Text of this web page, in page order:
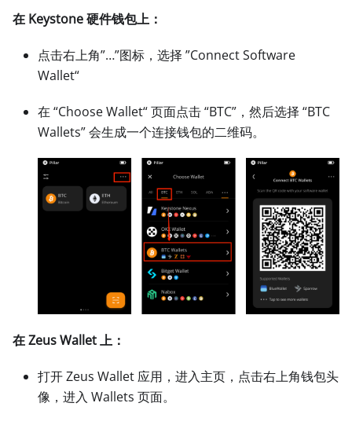
在 Keystone 硬件钱包上：
点击右上角”…”图标，选择 ”Connect Software
Wallet“
在 “Choose Wallet“ 页面点击 “BTC”，然后选择 “BTC
Wallets” 会生成一个连接钱包的二维码。
在 Zeus Wallet 上：
打开 Zeus Wallet 应用，进入主页，点击右上角钱包头
像，进入 Wallets 页面。